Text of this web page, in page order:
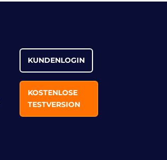
KUNDENLOGIN
KOSTENLOSE
TESTVERSION